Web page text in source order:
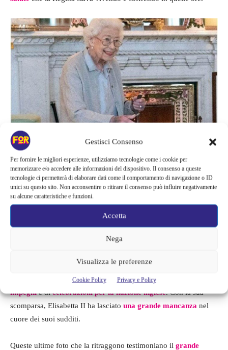
Gestisci Consenso
Per fornire le migliori esperienze, utilizziamo tecnologie come i cookie per
memorizzare e/o accedere alle informazioni del dispositivo. Il consenso a queste
tecnologie ci permetterà di elaborare dati come il comportamento di navigazione o ID
unici su questo sito. Non acconsentire o ritirare il consenso può influire negativamente
su alcune caratteristiche e funzioni.
Accetta
Nega
Visualizza le preferenze
Cookie Policy Privacy e Policy
È lo stesso Corriere della Sera a ipotizzare una serie di
motivazioni legate a questo livido:”flebo, trattamenti,
trasfusioni, per aiutare la sovranaa svolgere il suo lavoro, fino
in fondo come ha sempre detto di voler fare Elisabetta”
personale medico, consapevole della tenacia e della voglia di
affrontare la quotidianità con tutti i suoi impegni e doveri, ha
aiutare la Regina il più possibile
I prossimi giorni e le prossime settimane saranno colmi di
impegnie dicelebrazioni per la nazione inglese. Con la sua
scomparsa, Elisabetta II ha lasciato una grande mancanza nel
cuore dei suoi sudditi.
Queste ultime foto che la ritraggono testimoniano il grande